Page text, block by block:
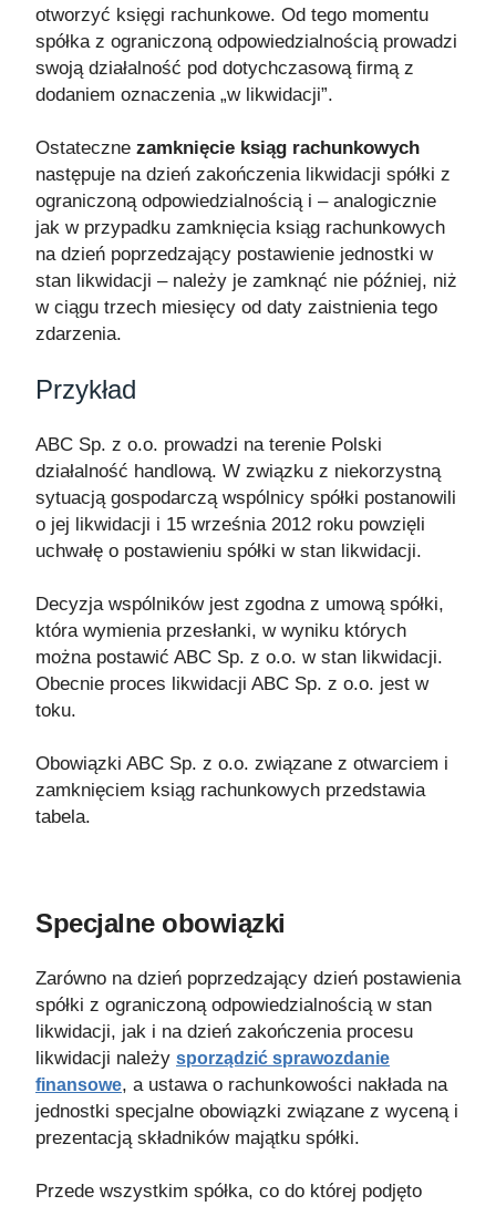
otworzyć księgi rachunkowe. Od tego momentu
spółka z ograniczoną odpowiedzialnością prowadzi
swoją działalność pod dotychczasową firmą z
dodaniem oznaczenia „w likwidacji”.
Ostateczne zamknięcie ksiąg rachunkowych
następuje na dzień zakończenia likwidacji spółki z
ograniczoną odpowiedzialnością i – analogicznie
jak w przypadku zamknięcia ksiąg rachunkowych
na dzień poprzedzający postawienie jednostki w
stan likwidacji – należy je zamknąć nie później, niż
w ciągu trzech miesięcy od daty zaistnienia tego
zdarzenia.
Przykład
ABC Sp. z o.o. prowadzi na terenie Polski
działalność handlową. W związku z niekorzystną
sytuacją gospodarczą wspólnicy spółki postanowili
o jej likwidacji i 15 września 2012 roku powzięli
uchwałę o postawieniu spółki w stan likwidacji.
Decyzja wspólników jest zgodna z umową spółki,
która wymienia przesłanki, w wyniku których
można postawić ABC Sp. z o.o. w stan likwidacji.
Obecnie proces likwidacji ABC Sp. z o.o. jest w
toku.
Obowiązki ABC Sp. z o.o. związane z otwarciem i
zamknięciem ksiąg rachunkowych przedstawia
tabela.
Specjalne obowiązki
Zarówno na dzień poprzedzający dzień postawienia
spółki z ograniczoną odpowiedzialnością w stan
likwidacji, jak i na dzień zakończenia procesu
likwidacji należy sporządzić sprawozdanie
finansowe, a ustawa o rachunkowości nakłada na
jednostki specjalne obowiązki związane z wyceną i
prezentacją składników majątku spółki.
Przede wszystkim spółka, co do której podjęto